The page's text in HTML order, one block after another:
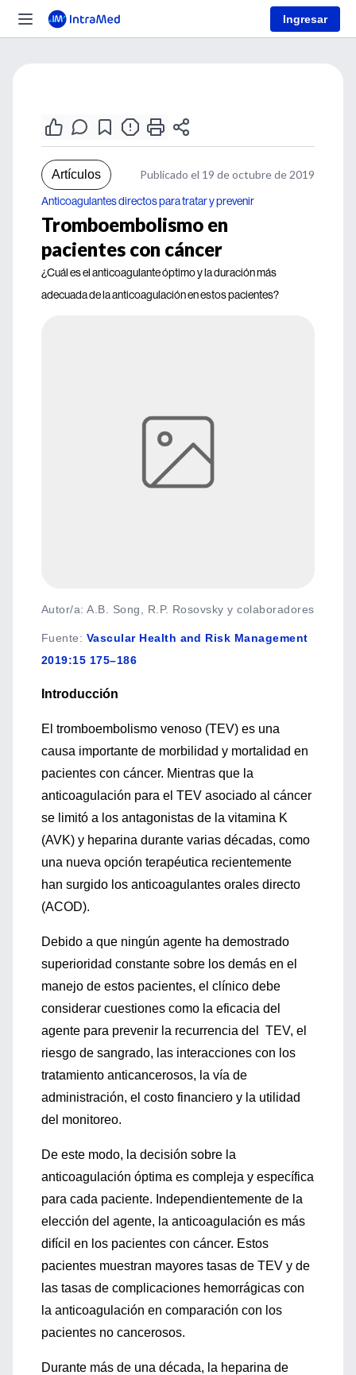
Ingresar
Artículos Publicado el 19 de octubre de 2019
Anticoagulantes directos para tratar y prevenir
Tromboembolismo en
pacientes con cáncer
¿Cuál es el anticoagulante óptimo y la duración más
adecuada de la anticoagulación en estos pacientes?
Autor/a: A.B. Song, R.P. Rosovsky y colaboradores
Fuente: Vascular Health and Risk Management
2019:15 175–186
Introducción
El tromboembolismo venoso (TEV) es una
causa importante de morbilidad y mortalidad en
pacientes con cáncer. Mientras que la
anticoagulación para el TEV asociado al cáncer
se limitó a los antagonistas de la vitamina K
(AVK) y heparina durante varias décadas, como
una nueva opción terapéutica recientemente
han surgido los anticoagulantes orales directo
(ACOD).
Debido a que ningún agente ha demostrado
superioridad constante sobre los demás en el
manejo de estos pacientes, el clínico debe
considerar cuestiones como la eficacia del
agente para prevenir la recurrencia del TEV, el
riesgo de sangrado, las interacciones con los
tratamiento anticancerosos, la vía de
administración, el costo financiero y la utilidad
del monitoreo.
De este modo, la decisión sobre la
anticoagulación óptima es compleja y específica
para cada paciente. Independientemente de la
elección del agente, la anticoagulación es más
difícil en los pacientes con cáncer. Estos
pacientes muestran mayores tasas de TEV y de
las tasas de complicaciones hemorrágicas con
la anticoagulación en comparación con los
pacientes no cancerosos.
Durante más de una década, la heparina de